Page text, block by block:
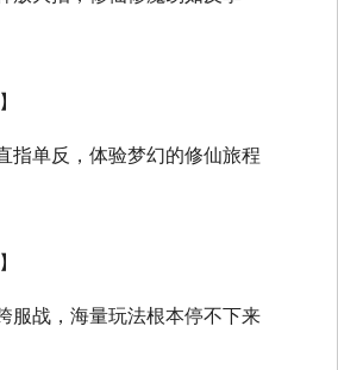
指单反，体验梦幻的修仙旅程
服战，海量玩法根本停不下来